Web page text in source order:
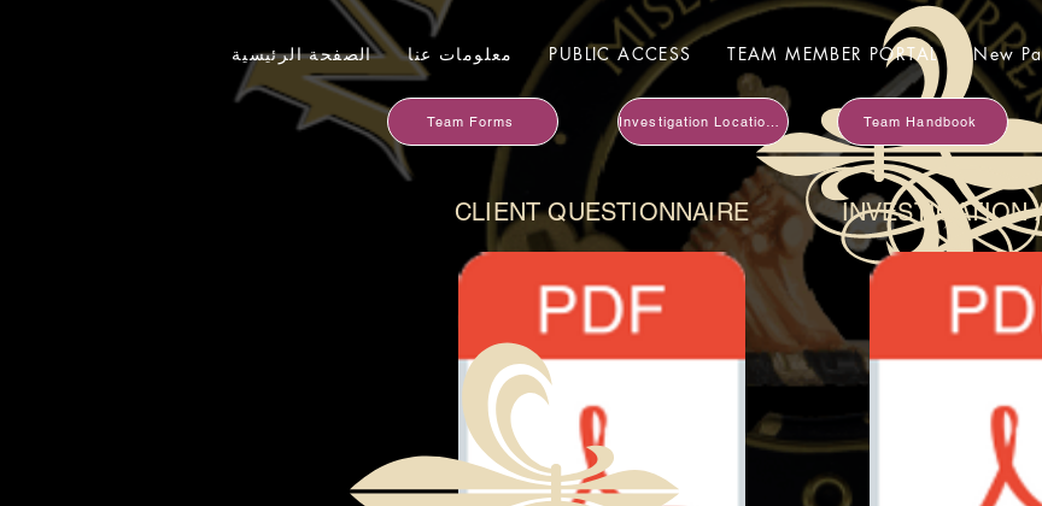
الصفحة الرئيسية معلومات عنا PUBLIC ACCESS TEAM MEMBER PORTAL New
Team Forms Investigation Locations Team Handbook
CLIENT QUESTIONNAIRE INVESTIGATION